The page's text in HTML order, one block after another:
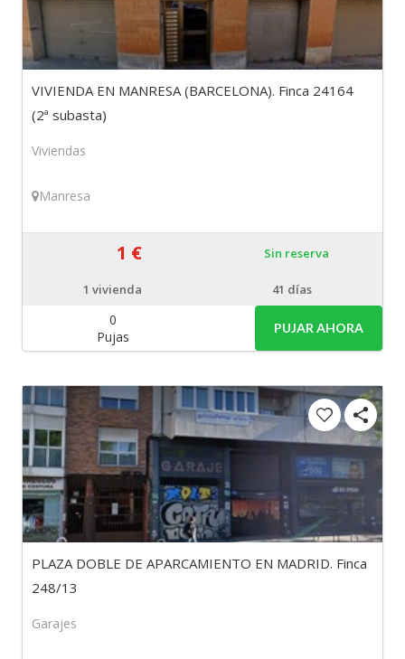
VIVIENDA EN MANRESA (BARCELONA). Finca 24164
(2ª subasta)
Viviendas
Manresa
1 € Sin reserva
1 vivienda 41 días
0
Pujas
PUJAR AHORA
PLAZA DOBLE DE APARCAMIENTO EN MADRID. Finca
248/13
Garajes